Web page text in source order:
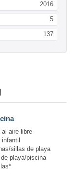
2016
5
137
al aire libre
sillas de playa
playa/piscina